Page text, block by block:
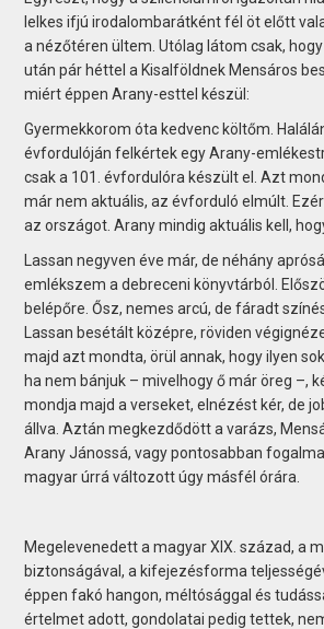
lelkes ifjú irodalombarátként fél öt előtt
a nézőtéren ültem. Utólag látom csak,
után pár héttel a Kisalföldnek Mensáros
miért éppen Arany-esttel készül:
Gyermekkorom óta kedvenc költőm.
évfordulóján felkértek egy Arany-
csak a 101. évfordulóra készült el. Azt
már nem aktuális, az évforduló elmúlt.
az országot. Arany mindig aktuális kell,
Lassan negyven éve már, de néhány
emlékszem a debreceni könyvtárból.
belépőre. Ősz, nemes arcú, de fáradt
Lassan besétált középre, röviden
majd azt mondta, örül annak, hogy ilyen
ha nem bánjuk – mivelhogy ő már öreg –,
mondja majd a verseket, elnézést kér, de
állva. Aztán megkezdődött a varázs,
Arany Jánossá, vagy pontosabban
magyar úrrá változott úgy másfél órára.
Megelevenedett a magyar XIX. század, a
biztonságával, a kifejezésforma
éppen fakó hangon, méltósággal és
értelmet adott, gondolatai pedig tettek,